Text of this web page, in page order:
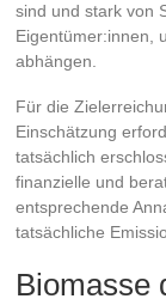
sind und stark von
Eigentümer:innen,
abhängen.
Für die
Einschätzung
tatsächlich
finanzielle und
entsprechende
tatsächliche
Biomasse